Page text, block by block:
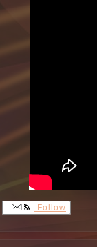
Follow